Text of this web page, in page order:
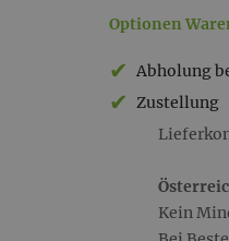
&
Optionen
Abholung
Zustellung
Kein